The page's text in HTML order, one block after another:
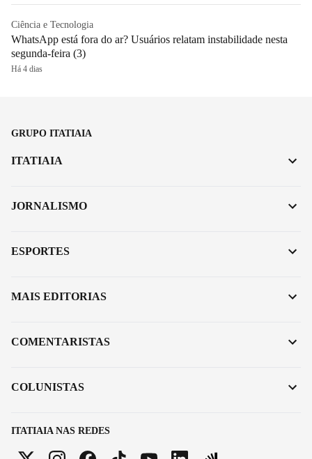
Ciência e Tecnologia
WhatsApp está fora do ar? Usuários relatam instabilidade nesta
segunda-feira (3)
Há 4 dias
GRUPO ITATIAIA
ITATIAIA NAS REDES
ITATIAIA
JORNALISMO
ESPORTES
MAIS EDITORIAS
COMENTARISTAS
COLUNISTAS